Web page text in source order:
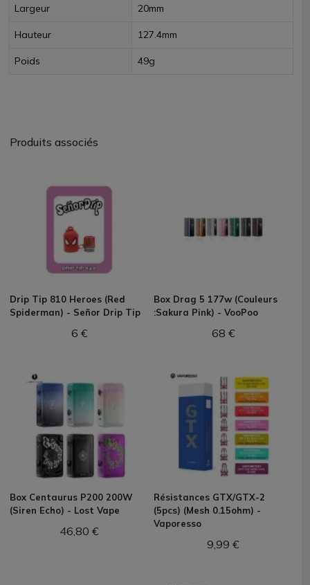
Largeur 20mm
Hauteur 127.4mm
Poids 49g
Produits associés
Drip Tip 810 Heroes (Red
Spiderman) - Señor Drip Tip
6 €
Box Drag 5 177w (Couleurs
:Sakura Pink) - VooPoo
68 €
Box Centaurus P200 200W
(Siren Echo) - Lost Vape
46,80 €
Résistances GTX/GTX-2
(5pcs) (Mesh 0.15ohm) -
Vaporesso
9,99 €